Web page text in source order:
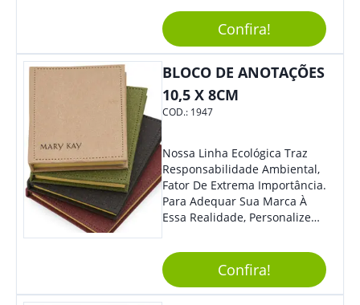
Impressionar. O Acionamento
Da Função Esferográfica É
Feito Por Clic.
Confira!
BLOCO DE ANOTAÇÕES
10,5 X 8CM
COD.: 1947
Nossa Linha Ecológica Traz
Responsabilidade Ambiental,
Fator De Extrema Importância.
Para Adequar Sua Marca À
Essa Realidade, Personalize
Anotações Com Post-It E
Caneta. Elaborado A Partir De
Material Reciclado, O Brinde
Também É Prático, Tornando-
Confira!